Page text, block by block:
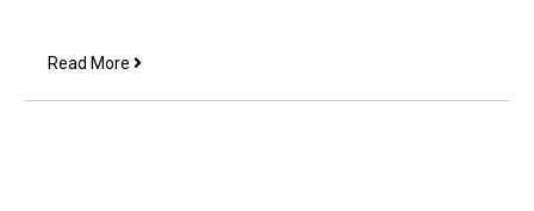
Read More Zdaj